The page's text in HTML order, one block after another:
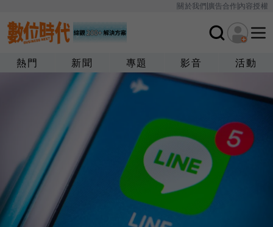
關於我們廣告合作內容授權
熱門 新聞 專題 影音 活動